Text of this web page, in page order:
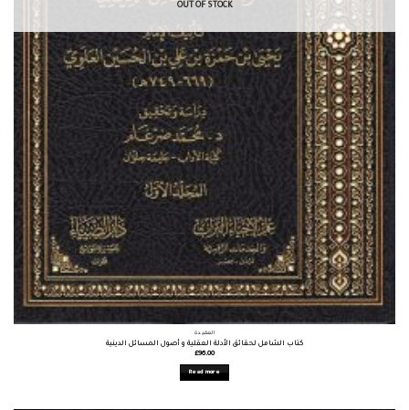
OUT OF STOCK
العقيدة
كتاب الشامل لحقائق الأدلة العقلية و أصول المسائل الدينية
£96.00
Read more